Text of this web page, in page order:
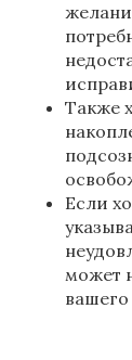
Также
Если
может
вашего